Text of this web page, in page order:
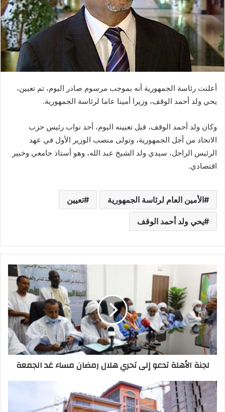
أعلنت رئاسة الجمهورية أنه بموجب مرسوم صادر اليوم، تم تعيين،
يحي ولد أحمد الوقف، وزيرا أمينا عاما لرئاسة الجمهورية.
وكان ولد أحمد الوقف، قبل تعيينه اليوم، أحد نواب رئيس حزب
الاتحاد من أجل الجمهورية، وتولى منصب الوزير الأول في عهد
الرئيس الراحل، سيدي ولد الشيخ عبد الله، وهو أستاذ جامعي وخبير
اقتصادي.
الأمين العام لرئاسة الجمهورية تعيين
يحي ولد أحمد الوقف
لجنة الأهلة تدعو إلى تحري هلال رمضان مساء غد الجمعة